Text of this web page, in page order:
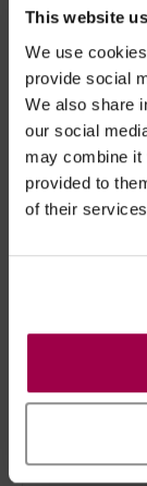
This website
We use
provide social
We also share
our social
may combine it
provided to
of their
como nunca
Se pretender,
do invólucro
alguns
Pode
enroscando
assim a
mercado, a